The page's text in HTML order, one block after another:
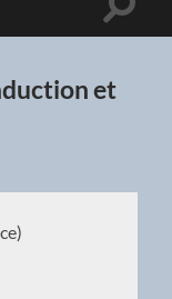
Toggle
et